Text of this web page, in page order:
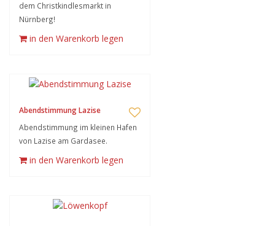
dem Christkindlesmarkt in
Nürnberg!
in den Warenkorb legen
Abendstimmung Lazise
Abendstimmung im kleinen Hafen
von Lazise am Gardasee.
in den Warenkorb legen